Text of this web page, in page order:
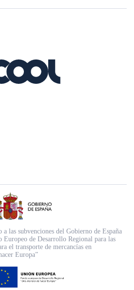
a las subvenciones del Gobierno de España
Europeo de Desarrollo Regional para las
el transporte de mercancías en
Europa”